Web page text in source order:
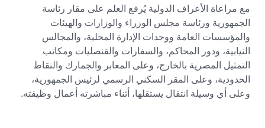
مع مراعاة الأعراف الدولية يُرفع العلم على مقار رئاسة
الجمهورية ورئاسة مجلس الوزراء والوزارات والهيئات
والمؤسسات العامة ووحدات الإدارة المحلية، والمجالس
النيابية، ودور المحاكم، والسفارات والقنصليات ومكاتب
التمثيل المصرية بالخارج، وعلى المعابر والجمارك والنقاط
الحدودية، وعلى المقر السكني الرسمي لرئيس الجمهورية،
وعلى أي وسيلة انتقال يستقلها، أثناء مباشرته أعمال وظيفته.